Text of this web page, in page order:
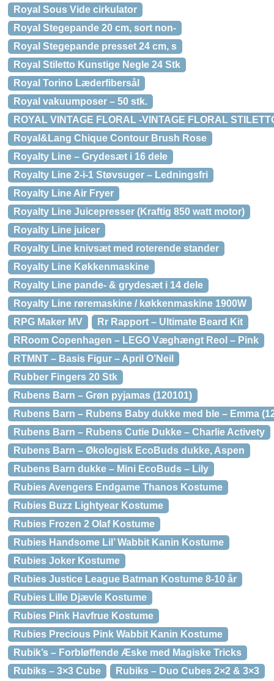
Royal Sous Vide cirkulator
Royal Stegepande 20 cm, sort non-
Royal Stegepande presset 24 cm, s
Royal Stiletto Kunstige Negle 24 Stk
Royal Torino Læderfibersål
Royal vakuumposer – 50 stk.
ROYAL VINTAGE FLORAL -VINTAGE FLORAL
Royal&Lang Chique Contour Brush Rose
Royalty Line – Grydesæt i 16 dele
Royalty Line 2-i-1 Støvsuger – Ledningsfri
Royalty Line Air Fryer
Royalty Line Juicepresser (Kraftig 850 watt motor)
Royalty Line juicer
Royalty Line knivsæt med roterende stander
Royalty Line Køkkenmaskine
Royalty Line pande- & grydesæt i 14 dele
Royalty Line røremaskine / køkkenmaskine 1900W
RPG Maker MV
Rr Rapport – Ultimate Beard Kit
RRoom Copenhagen – LEGO Væghængt Reol – Pink
RTMNT – Basis Figur – April O’Neil
Rubber Fingers 20 Stk
Rubens Barn – Grøn pyjamas (120101)
Rubens Barn – Rubens Baby dukke med ble – Emma
Rubens Barn – Rubens Cutie Dukke – Charlie Activety
Rubens Barn – Økologisk EcoBuds dukke, Aspen
Rubens Barn dukke – Mini EcoBuds – Lily
Rubies Avengers Endgame Thanos Kostume
Rubies Buzz Lightyear Kostume
Rubies Frozen 2 Olaf Kostume
Rubies Handsome Lil’ Wabbit Kanin Kostume
Rubies Joker Kostume
Rubies Justice League Batman Kostume 8-10 år
Rubies Lille Djævle Kostume
Rubies Pink Havfrue Kostume
Rubies Precious Pink Wabbit Kanin Kostume
Rubik’s – Forbløffende Æske med Magiske Tricks
Rubiks – 3×3 Cube
Rubiks – Duo Cubes 2×2 & 3×3